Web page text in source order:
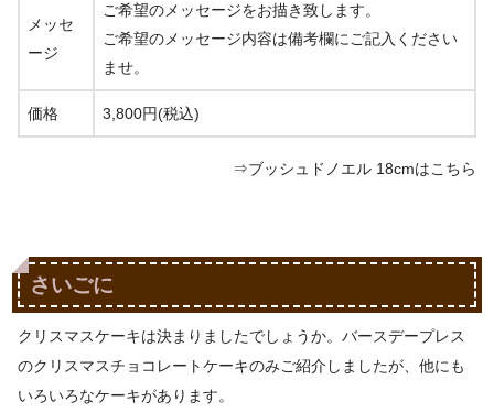
メッセ
ージ
ご希望のメッセージをお描き致します。
ご希望のメッセージ内容は備考欄にご記入ください
ませ。
価格 3,800円(税込)
⇒ブッシュドノエル 18cmはこちら
さいごに
クリスマスケーキは決まりましたでしょうか。バースデープレス
のクリスマスチョコレートケーキのみご紹介しましたが、他にも
いろいろなケーキがあります。